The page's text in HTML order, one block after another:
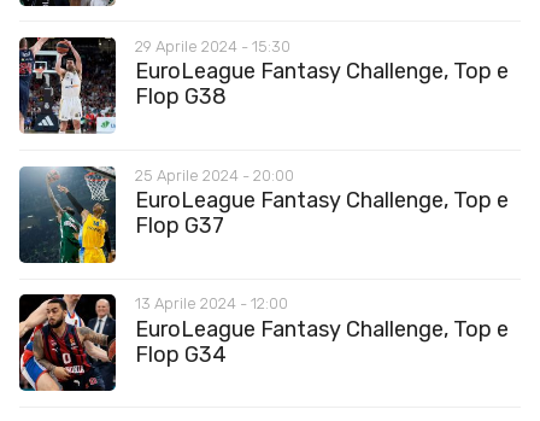
29 Aprile 2024 - 15:30
EuroLeague Fantasy Challenge, Top e
Flop G38
25 Aprile 2024 - 20:00
EuroLeague Fantasy Challenge, Top e
Flop G37
13 Aprile 2024 - 12:00
EuroLeague Fantasy Challenge, Top e
Flop G34